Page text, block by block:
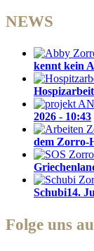
NEWS
kennt kein
2026 - 10:43
dem Zorro-
Schubi14.
Folge uns